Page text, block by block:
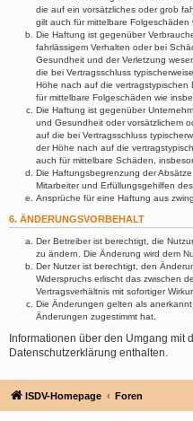
die auf ein vorsätzliches oder grob
gilt auch für mittelbare
Die Haftung ist gegenüber
fahrlässigem Verhalten oder bei
Gesundheit und der Verletzung
die bei Vertragsschluss
Höhe nach auf die vertragstypischen
für mittelbare Folgeschäden wie
Die Haftung ist gegenüber
und Gesundheit oder vorsätzlichem
auf die bei Vertragsschluss
der Höhe nach auf die
auch für mittelbare Schäden,
Die Haftungsbegrenzung der
Mitarbeiter und Erfüllungsgehilfen des
Ansprüche für eine Haftung aus
6. ÄNDERUNGSVORBEHALT
Der Betreiber ist berechtigt, die
zu ändern. Die Änderung wird dem
Der Nutzer ist berechtigt, den
Widerspruchs erlischt das zwischen
Vertragsverhältnis mit sofortiger
Die Änderungen gelten als
Änderungen zugestimmt hat.
Informationen über den Umgang
Datenschutzerklärung enthalten.
ISDV-Homepage Foren